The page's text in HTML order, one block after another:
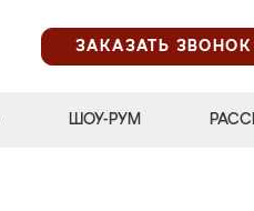
ЗАКАЗАТЬ ЗВОНОК
ШОУ-РУМ